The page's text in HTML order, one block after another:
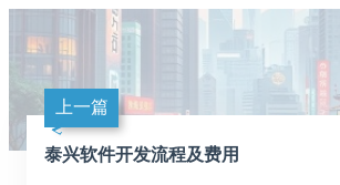
上一篇
泰兴软件开发流程及费用